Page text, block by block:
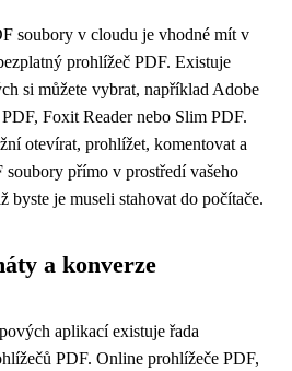
soubory v cloudu je vhodné mít v
prohlížeč PDF. Existuje
si můžete vybrat, například Adobe
Foxit Reader nebo Slim PDF.
otevírat, prohlížet, komentovat a
přímo v prostředí vašeho
byste je museli stahovat do počítače.
a konverze
aplikací existuje řada
PDF. Online prohlížeče PDF,